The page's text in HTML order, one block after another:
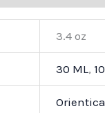
3.4 oz
30 ML,
Orientica